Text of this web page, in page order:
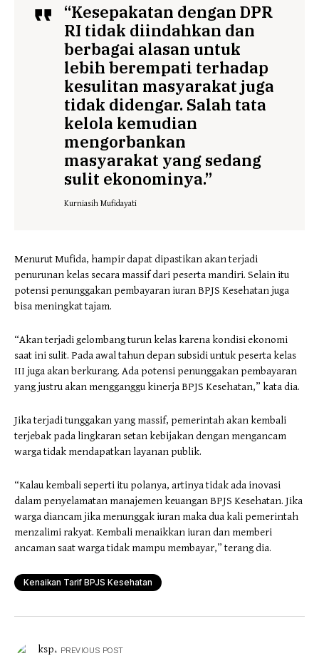
“Kesepakatan dengan DPR
RI tidak diindahkan dan
berbagai alasan untuk
lebih berempati terhadap
kesulitan masyarakat juga
tidak didengar. Salah tata
kelola kemudian
mengorbankan
masyarakat yang sedang
sulit ekonominya.”
Kurniasih Mufidayati
Menurut Mufida, hampir dapat dipastikan akan terjadi
penurunan kelas secara massif dari peserta mandiri. Selain itu
potensi penunggakan pembayaran iuran BPJS Kesehatan juga
bisa meningkat tajam.
“Akan terjadi gelombang turun kelas karena kondisi ekonomi
saat ini sulit. Pada awal tahun depan subsidi untuk peserta kelas
III juga akan berkurang. Ada potensi penunggakan pembayaran
yang justru akan mengganggu kinerja BPJS Kesehatan,” kata dia.
Jika terjadi tunggakan yang massif, pemerintah akan kembali
terjebak pada lingkaran setan kebijakan dengan mengancam
warga tidak mendapatkan layanan publik.
“Kalau kembali seperti itu polanya, artinya tidak ada inovasi
dalam penyelamatan manajemen keuangan BPJS Kesehatan. Jika
warga diancam jika menunggak iuran maka dua kali pemerintah
menzalimi rakyat. Kembali menaikkan iuran dan memberi
ancaman saat warga tidak mampu membayar,” terang dia.
Kenaikan Tarif BPJS Kesehatan
PREVIOUS POST